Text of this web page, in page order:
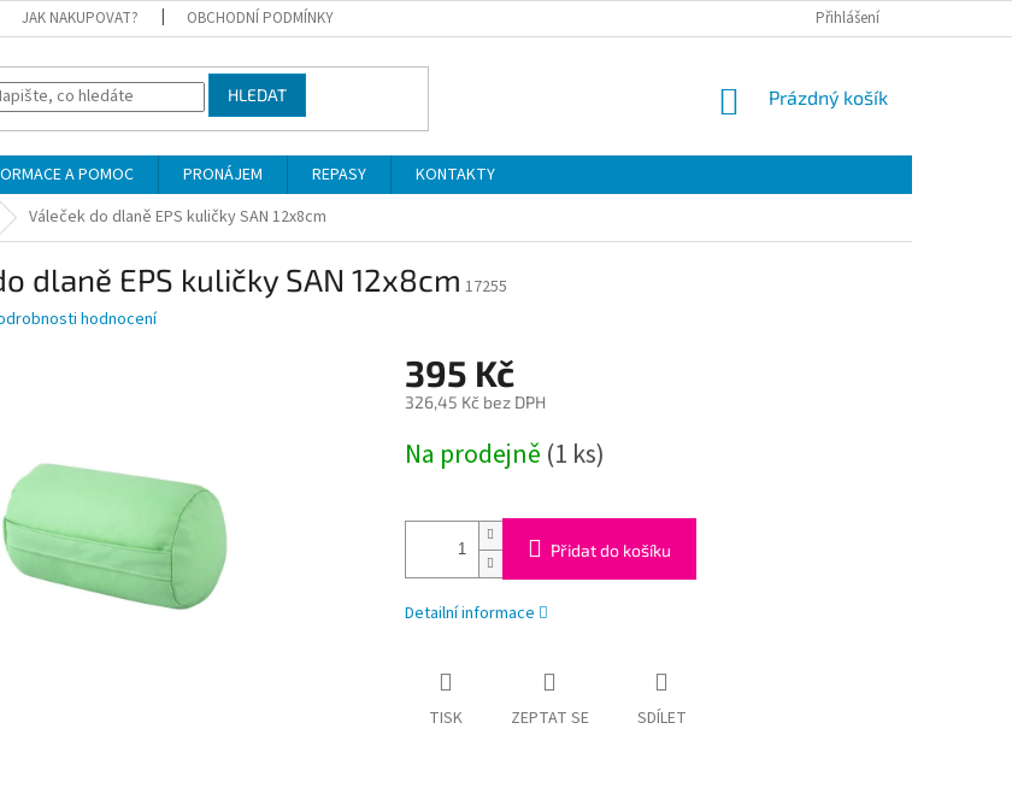
JAK NAKUPOVAT? OBCHODNÍ PODMÍNKY Přihlášení
HLEDAT
NÁKUPNÍ
Prázdný košík
A POMOC PRONÁJEM REPASY
KONTAKTY
Váleček do dlaně EPS kuličky SAN 12x8cm
dlaně EPS kuličky SAN 12x8cm 17255
hodnocení
395 Kč
326,45 Kč bez DPH
cena:
Na prodejně (1 ks)
Přidat do košíku
Detailní informace
TISK ZEPTAT SE SDÍLET